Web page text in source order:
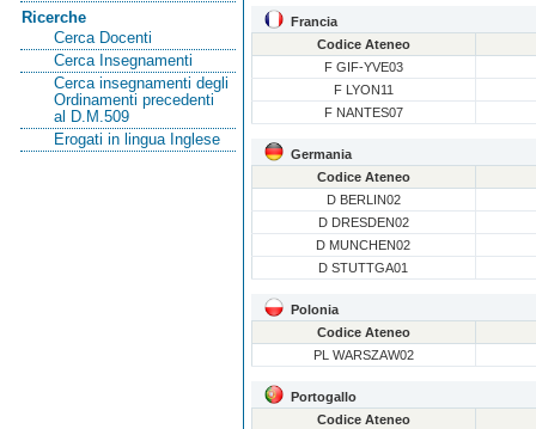
Ricerche
Cerca Docenti
Cerca Insegnamenti
Cerca insegnamenti degli
Ordinamenti precedenti
al D.M.509
Erogati in lingua Inglese
Francia
Codice Ateneo
F GIF-YVE03
F LYON11
F NANTES07
Germania
Codice Ateneo
D BERLIN02
D DRESDEN02
D MUNCHEN02
D STUTTGA01
Polonia
Codice Ateneo
PL WARSZAW02
Portogallo
Codice Ateneo